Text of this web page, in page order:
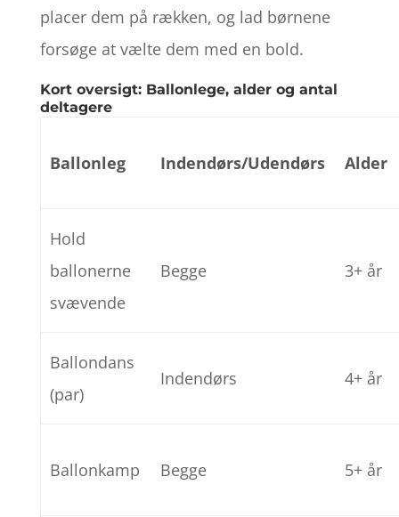
placer dem på rækken, og lad børnene
forsøge at vælte dem med en bold.
Kort oversigt: Ballonlege, alder og antal
deltagere
Ballonleg Indendørs/Udendørs Alder
Hold
ballonerne
svævende
Begge 3+ år
Ballondans
(par)
Indendørs 4+ år
Ballonkamp Begge 5+ år